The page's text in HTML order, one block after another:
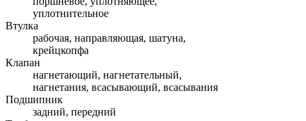
уплотнительное
Втулка
рабочая, направляющая, шатуна,
крейцкопфа
Клапан
нагнетающий, нагнетательный,
нагнетания, всасывающий, всасывания
Подшипник
задний, передний